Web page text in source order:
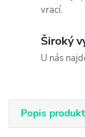
vrací.
Široký
U nás
Popis